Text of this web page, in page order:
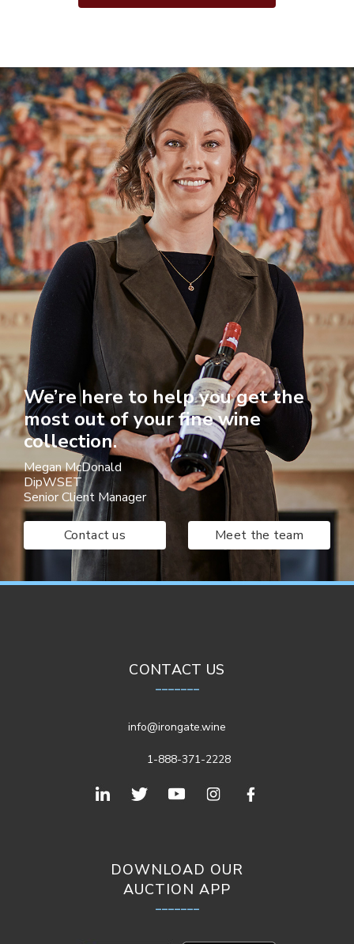
We’re here to help you get the
most out of your fine wine
collection.
Megan McDonald
DipWSET
Senior Client Manager
Contact us Meet the team
CONTACT US
_______
info@irongate.wine
1-888-371-2228
DOWNLOAD OUR
AUCTION APP
_______